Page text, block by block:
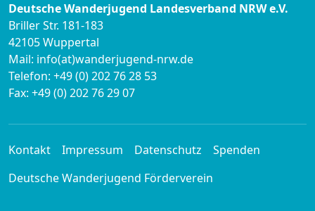
Deutsche Wanderjugend Landesverband NRW e.V.
Briller Str. 181-183
42105 Wuppertal
Mail: info(at)wanderjugend-nrw.de
Telefon: +49 (0) 202 76 28 53
Fax: +49 (0) 202 76 29 07
Kontakt Impressum Datenschutz
Spenden
Deutsche Wanderjugend Förderverein